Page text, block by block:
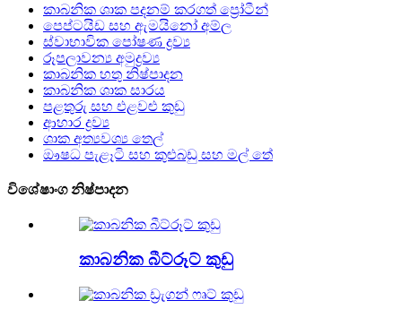
කාබනික ශාක පදනම් කරගත් ප්‍රෝටීන්
පෙප්ටයිඩ සහ ඇමයිනෝ අම්ල
ස්වාභාවික පෝෂණ ද්‍රව්‍ය
රූපලාවන්‍ය අමුද්‍රව්‍ය
කාබනික හතු නිෂ්පාදන
කාබනික ශාක සාරය
පළතුරු සහ එළවළු කුඩු
ආහාර ද්‍රව්‍ය
ශාක අත්‍යවශ්‍ය තෙල්
ඖෂධ පැළෑටි සහ කුළුබඩු සහ මල් තේ
විශේෂාංග නිෂ්පාදන
කාබනික බීට්රූට් කුඩු